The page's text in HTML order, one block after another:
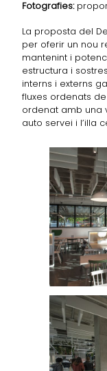
Fotografies:
La proposta del
per oferir un nou
mantenint i
estructura i
interns i externs
fluxes ordenats
ordenat amb una
auto servei i l’illa